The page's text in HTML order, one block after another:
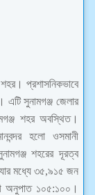
শহর। প্রশাসনিকভাবে
এটি সুনামগঞ্জ জেলার
শহর অবস্থিত।
হলো ওসমানী
শহরের দূরত্ব
মধ্যে ৩৫,৯১৫ জন
অনুপাত ১০৫:১০০।